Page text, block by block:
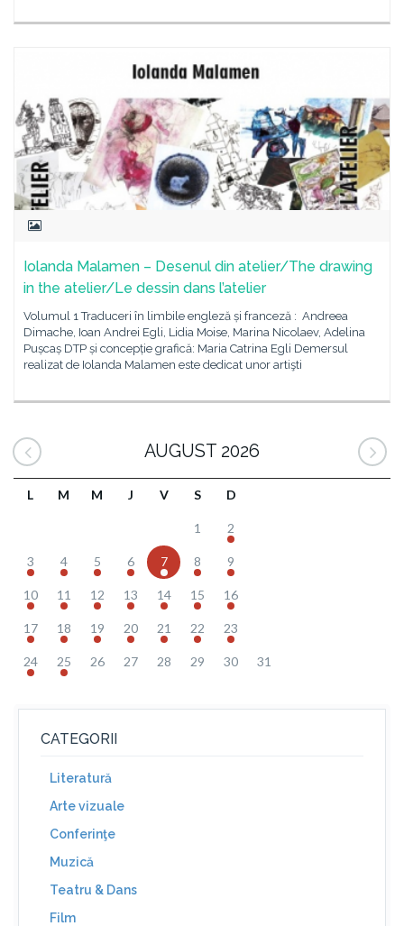
Iolanda Malamen – Desenul din atelier/The drawing
in the atelier/Le dessin dans l’atelier
Volumul 1 Traduceri în limbile engleză și franceză : Andreea
Dimache, Ioan Andrei Egli, Lidia Moise, Marina Nicolaev, Adelina
Pușcaș DTP și concepție grafică: Maria Catrina Egli Demersul
realizat de Iolanda Malamen este dedicat unor artişti
AUGUST 2026
L M M J V S D
1 2
3 4 5 6 7 8 9
10 11 12 13 14 15 16
17 18 19 20 21 22 23
24 25 26 27 28 29 30 31
CATEGORII
Literatură
Arte vizuale
Conferinţe
Muzică
Teatru & Dans
Film